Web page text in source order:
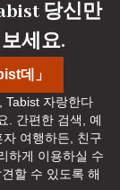
데」
당신만
세요.
Tabist 자랑한다
. 간편한 검색, 예
여행하든, 친구
하게 이용하실 수
할 수 있도록 해